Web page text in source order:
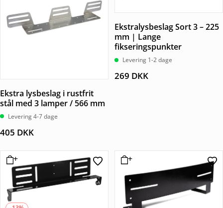
Ekstra lysbeslag i rustfrit
stål med 3 lamper / 566 mm
Levering 4-7 dage
405 DKK
Ekstralysbeslag Sort 3 – 225
mm | Lange
fikseringspunkter
Levering 1-2 dage
269 DKK